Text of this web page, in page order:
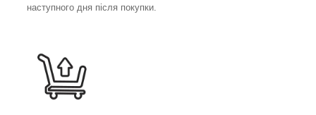
наступного дня після покупки.